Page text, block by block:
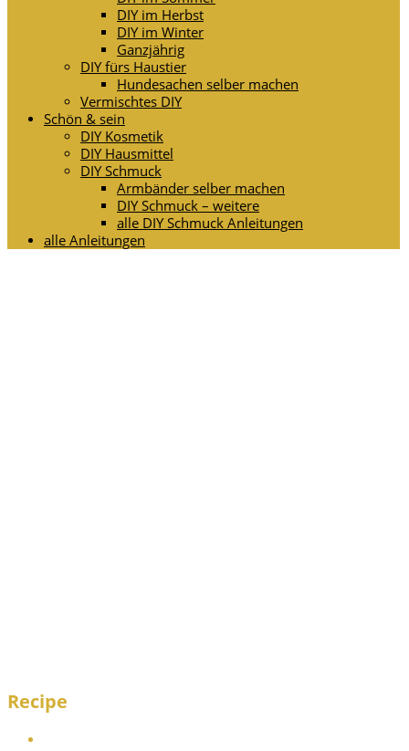
DIY im Herbst
DIY im Winter
Ganzjährig
DIY fürs Haustier
Hundesachen selber machen
Vermischtes DIY
Schön & sein
DIY Kosmetik
DIY Hausmittel
DIY Schmuck
Armbänder selber machen
DIY Schmuck – weitere
alle DIY Schmuck Anleitungen
alle Anleitungen
Recipe